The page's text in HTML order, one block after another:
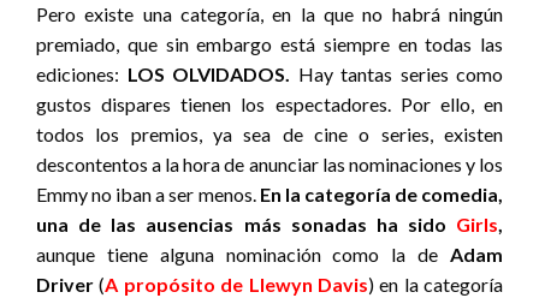
Pero existe una categoría, en la que no habrá ningún
premiado, que sin embargo está siempre en todas las
ediciones: LOS OLVIDADOS. Hay tantas series como
gustos dispares tienen los espectadores. Por ello, en
todos los premios, ya sea de cine o series, existen
descontentos a la hora de anunciar las nominaciones y los
Emmy no iban a ser menos. En la categoría de comedia,
una de las ausencias más sonadas ha sido Girls,
aunque tiene alguna nominación como la de Adam
Driver(A propósito de Llewyn Davis) en la categoría